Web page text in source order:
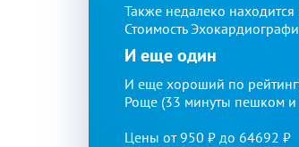
Также недалеко
Стоимость
И еще один
И еще хороший по
Роще (33 минуты пешком и
Цены от950 ₽ до 64692 ₽